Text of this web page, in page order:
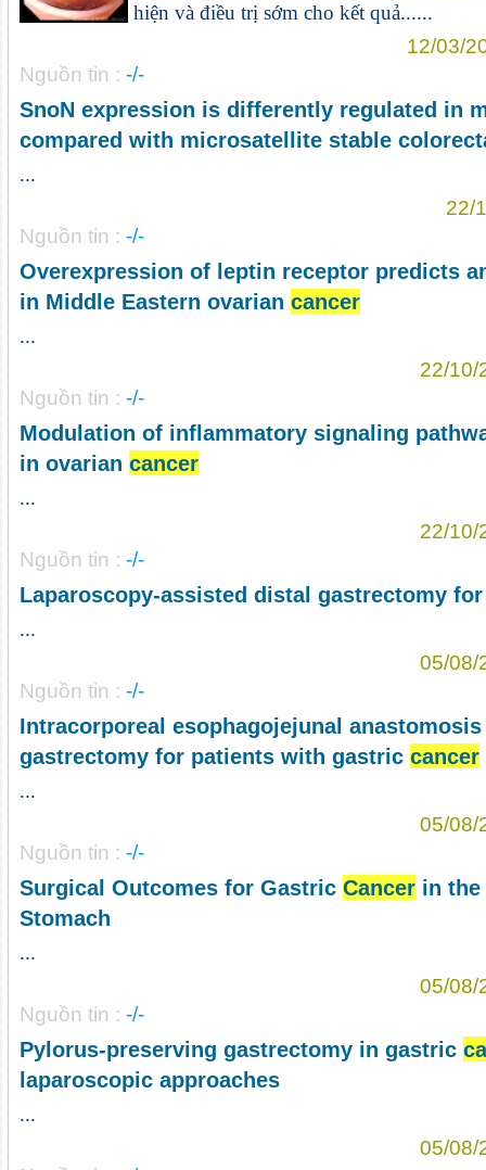
hiện và điều trị sớm cho kết quả......
12/03/
Nguồn tin : -/-
SnoN expression is differently regulated in
compared with microsatellite stable
...
22/
Nguồn tin : -/-
Overexpression of leptin receptor predicts
in Middle Eastern ovarian cancer
...
22/10/
Nguồn tin : -/-
Modulation of inflammatory signaling
in ovarian cancer
...
22/10/
Nguồn tin : -/-
Laparoscopy-assisted distal gastrectomy
...
05/08/
Nguồn tin : -/-
Intracorporeal esophagojejunal
gastrectomy for patients with gastric cancer
...
05/08/
Nguồn tin : -/-
Surgical Outcomes for Gastric Cancerin the
Stomach
...
05/08/
Nguồn tin : -/-
Pylorus-preserving gastrectomy in gastric
laparoscopic approaches
...
05/08/